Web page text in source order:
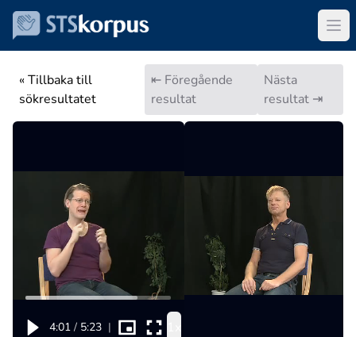
« Tillbaka till
sökresultatet
⇤ Föregående
resultat
Nästa
resultat ⇥
4:01 / 5:23 |